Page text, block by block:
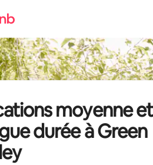
moyenne et
durée à Green